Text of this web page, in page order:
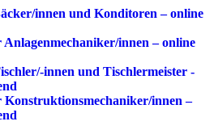
innen und Konditoren – online
innen – online
innen und Tischlermeister -
innen –